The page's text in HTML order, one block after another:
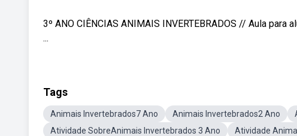
3º ANO CIÊNCIAS ANIMAIS INVERTEBRADOS // Aula
...
Tags
Animais Invertebrados7 Ano Animais Invertebrados2 Ano
Atividade SobreAnimais Invertebrados 3 Ano
Atividade